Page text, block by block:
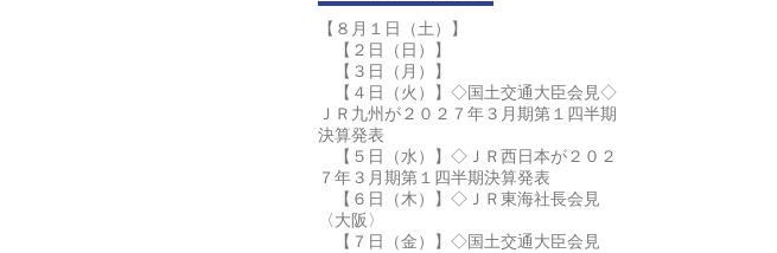
【８月１日（土）】
【２日（日）】
【３日（月）】
【４日（火）】◇国土交通大臣会見◇
ＪＲ九州が２０２７年３月期第１四半期
決算発表
【５日（水）】◇ＪＲ西日本が２０２
７年３月期第１四半期決算発表
【６日（木）】◇ＪＲ東海社長会見
〈大阪〉
【７日（金）】◇国土交通大臣会見